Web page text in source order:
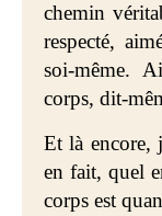
chemin
respecté,
soi-même.
corps, dit-
Et là encore,
en fait, quel
corps est